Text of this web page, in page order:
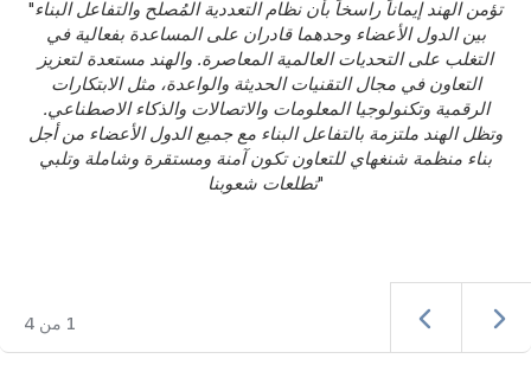
"تؤمن الهند إيماناً راسخاً بأن نظام التعددية المُصلح والتفاعل البناء
بين الدول الأعضاء وحدهما قادران على المساعدة بفعالية في
التغلب على التحديات العالمية المعاصرة. والهند مستعدة لتعزيز
التعاون في مجال التقنيات الحديثة والواعدة، مثل الابتكارات
الرقمية وتكنولوجيا المعلومات والاتصالات والذكاء الاصطناعي.
وتظل الهند ملتزمة بالتفاعل البناء مع جميع الدول الأعضاء من أجل
بناء منظمة شنغهاي للتعاون تكون آمنة ومستقرة وشاملة وتلبي
تطلعات شعوبنا"
1 من 4